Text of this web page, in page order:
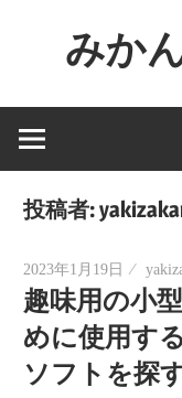
ン
へ
みか
ー
ジ
ン
で
役
に
立
投稿者:
2023年1月19日
趣味用の小
めに使用す
ソフトを探